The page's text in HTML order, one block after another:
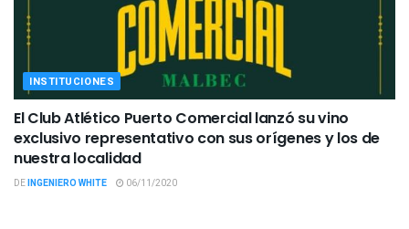
INSTITUCIONES
El Club Atlético Puerto Comercial lanzó su vino
exclusivo representativo con sus orígenes y los de
nuestra localidad
DEINGENIERO WHITE 06/11/2020